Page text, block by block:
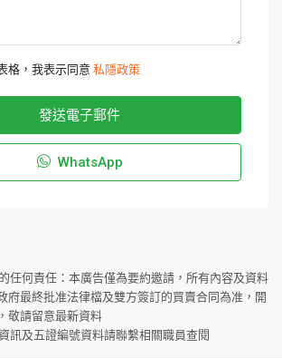
格，我表示同意 私隱政策
發送電子郵件
WhatsApp
任何責任：本廣告僅為要約邀請，所有內容及資料
府最終批准法律檔及雙方簽訂的買賣合同為准，開
敬請留意最新資料
訊及五證編號資料請聯繫相關職員查閱